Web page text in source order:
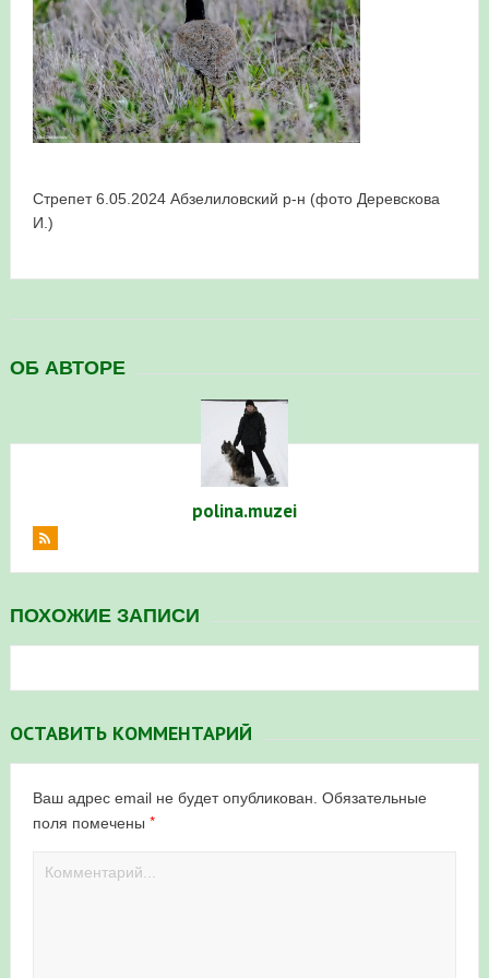
в Республике Башкортостан в 2026 году
Стрепет 6.05.2024 Абзелиловский р-н (фото Деревскова
И.)
ОБ АВТОРЕ
polina.muzei
ПОХОЖИЕ ЗАПИСИ
ОСТАВИТЬ КОММЕНТАРИЙ
Ваш адрес email не будет опубликован. Обязательные
поля помечены *